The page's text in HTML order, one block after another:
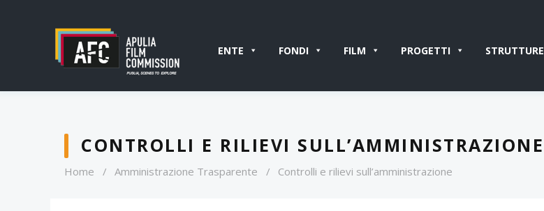
ENTE FONDI FILM PROGETTI STRUTTURE
CONTROLLI E RILIEVI SULL’AMMINISTRAZIONE
Home / Amministrazione Trasparente / Controlli e rilievi sull’amministrazione